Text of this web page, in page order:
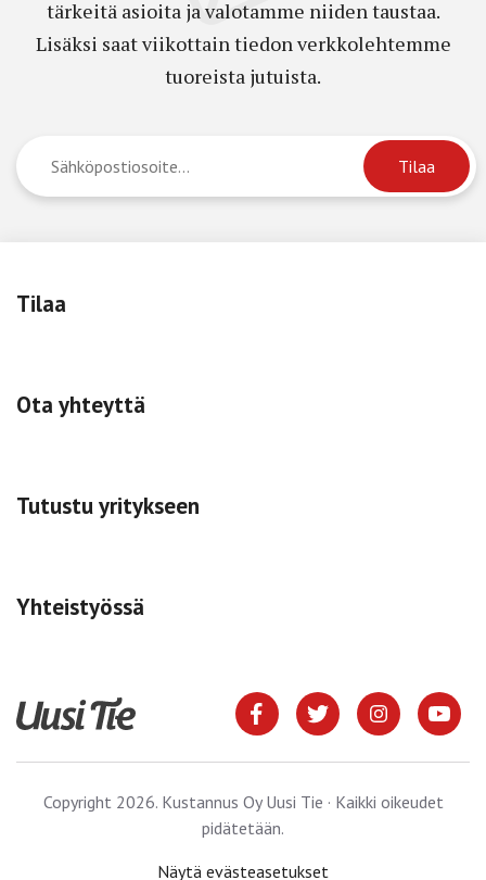
tärkeitä asioita ja valotamme niiden taustaa.
Lisäksi saat viikottain tiedon verkkolehtemme
tuoreista jutuista.
Tilaa
Ota yhteyttä
Tutustu yritykseen
Yhteistyössä
Copyright 2026. Kustannus Oy Uusi Tie · Kaikki oikeudet
pidätetään.
Näytä evästeasetukset